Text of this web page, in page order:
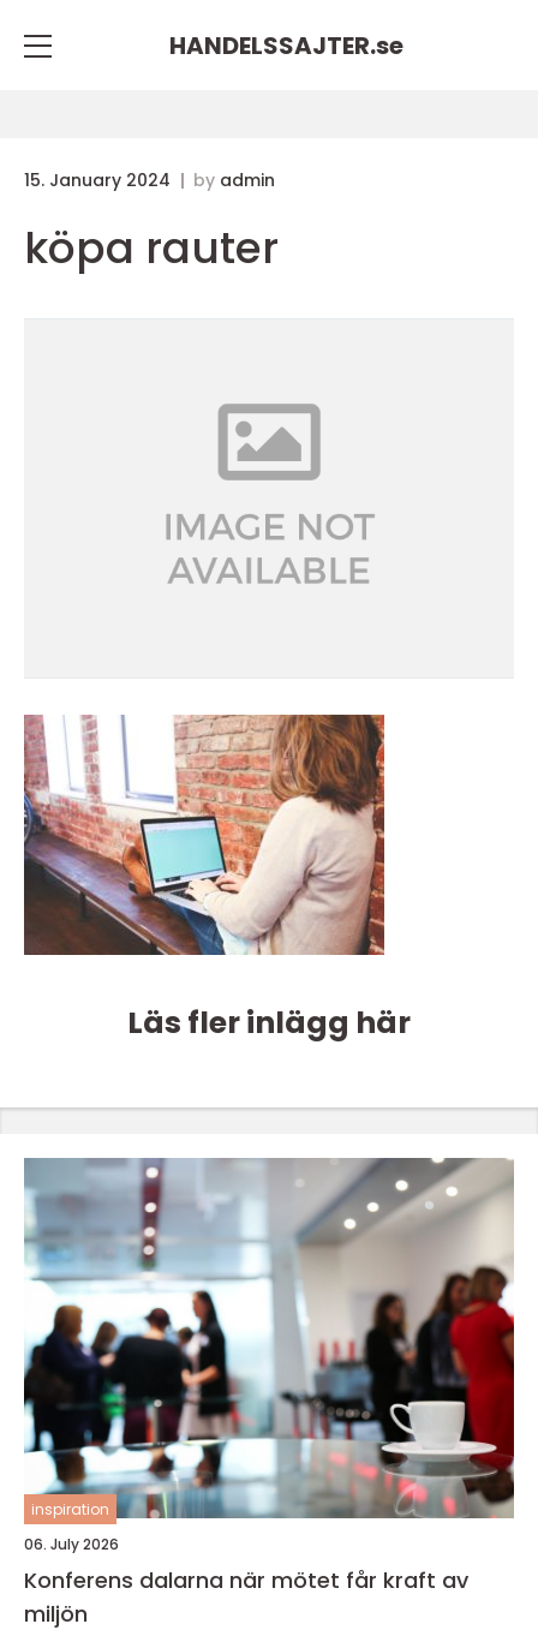
HANDELSSAJTER.se
15. January 2024 by admin
köpa rauter
Läs fler inlägg här
inspiration
06. July 2026
Konferens dalarna när mötet får kraft av
miljön